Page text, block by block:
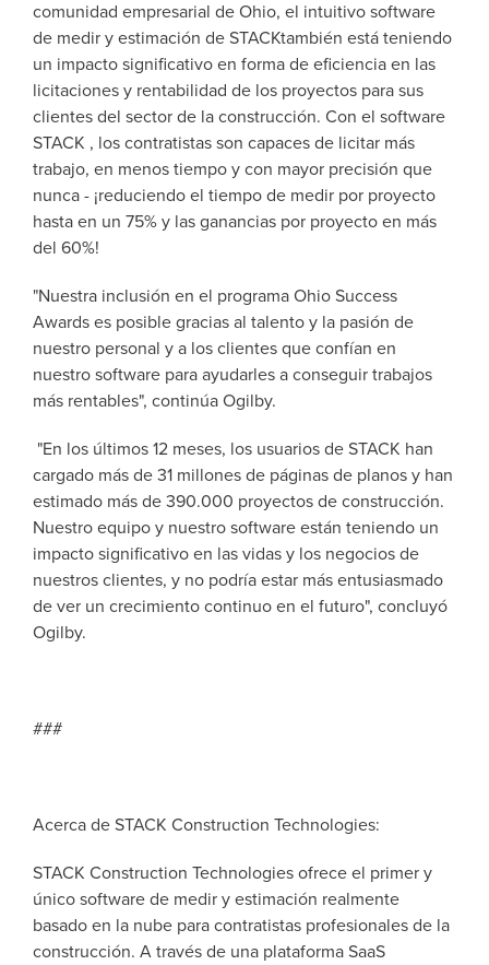
comunidad empresarial de Ohio, el intuitivo software
de medir y estimación de STACKtambién está teniendo
un impacto significativo en forma de eficiencia en las
licitaciones y rentabilidad de los proyectos para sus
clientes del sector de la construcción. Con el software
STACK , los contratistas son capaces de licitar más
trabajo, en menos tiempo y con mayor precisión que
nunca - ¡reduciendo el tiempo de medir por proyecto
hasta en un 75% y las ganancias por proyecto en más
del 60%!
"Nuestra inclusión en el programa Ohio Success
Awards es posible gracias al talento y la pasión de
nuestro personal y a los clientes que confían en
nuestro software para ayudarles a conseguir trabajos
más rentables", continúa Ogilby.
"En los últimos 12 meses, los usuarios de STACK han
cargado más de 31 millones de páginas de planos y han
estimado más de 390.000 proyectos de construcción.
Nuestro equipo y nuestro software están teniendo un
impacto significativo en las vidas y los negocios de
nuestros clientes, y no podría estar más entusiasmado
de ver un crecimiento continuo en el futuro", concluyó
Ogilby.
###
Acerca de STACK Construction Technologies:
STACK Construction Technologies ofrece el primer y
único software de medir y estimación realmente
basado en la nube para contratistas profesionales de la
construcción. A través de una plataforma SaaS